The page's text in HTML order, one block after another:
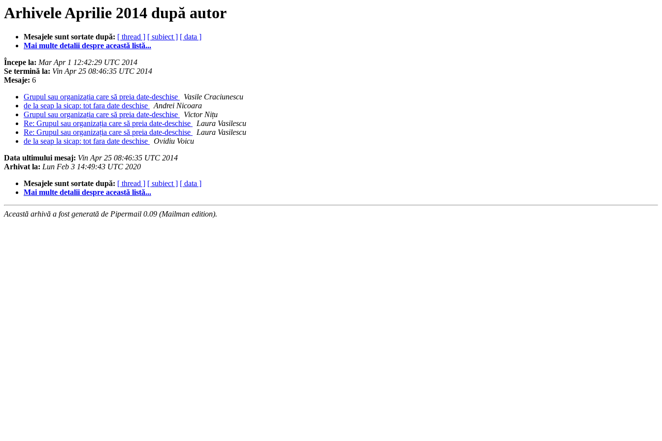
Arhivele Aprilie 2014 după autor
Mesajele sunt sortate după: [ thread ] [ subiect ] [ data ]
Mai multe detalii despre această listă...
Începe la: Mar Apr 1 12:42:29 UTC 2014
Se termină la: Vin Apr 25 08:46:35 UTC 2014
Mesaje: 6
Grupul sau organizația care să preia date-deschise
Vasile Craciunescu
de la seap la sicap: tot fara date deschise
Andrei Nicoara
Grupul sau organizația care să preia date-deschise
Victor Nițu
Re: Grupul sau organizația care să preia date-deschise
Laura Vasilescu
Re: Grupul sau organizația care să preia date-deschise
Laura Vasilescu
de la seap la sicap: tot fara date deschise
Ovidiu Voicu
Data ultimului mesaj: Vin Apr 25 08:46:35 UTC 2014
Arhivat la: Lun Feb 3 14:49:43 UTC 2020
Mesajele sunt sortate după: [ thread ] [ subiect ] [ data ]
Mai multe detalii despre această listă...
Această arhivă a fost generată de Pipermail 0.09 (Mailman edition).